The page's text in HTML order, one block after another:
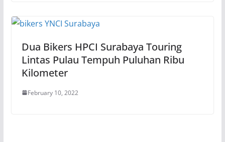
Dua Bikers HPCI Surabaya Touring
Lintas Pulau Tempuh Puluhan Ribu
Kilometer
February 10, 2022